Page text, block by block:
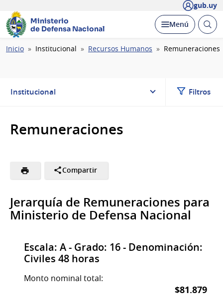
gub.uy
Ministerio
de Defensa Nacional
Desplegar
Menú Abrir
Ruta
Inicio Institucional Recursos Humanos Remuneraciones
Institucional Filtros
Remuneraciones
Compartir
Jerarquía de Remuneraciones para
Ministerio de Defensa Nacional
Escala: A - Grado: 16 - Denominación:
Civiles 48 horas
Monto nominal total:
$81.879